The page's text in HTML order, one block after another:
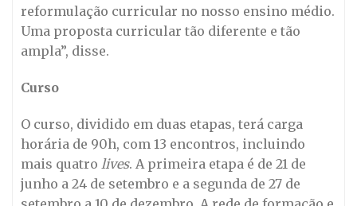
reformulação curricular no nosso ensino médio.
Uma proposta curricular tão diferente e tão
ampla”, disse.
Curso
O curso, dividido em duas etapas, terá carga
horária de 90h, com 13 encontros, incluindo
mais quatro lives. A primeira etapa é de 21 de
junho a 24 de setembro e a segunda de 27 de